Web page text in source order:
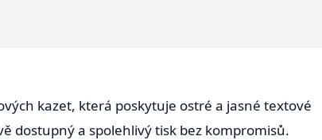
kazet, která poskytuje ostré a jasné textové
dostupný a spolehlivý tisk bez kompromisů.